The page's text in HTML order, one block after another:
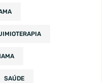
SAÚDE